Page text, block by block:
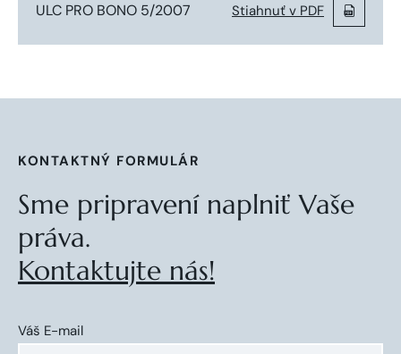
ULC PRO BONO 5/2007 Stiahnuť v PDF
KONTAKTNÝ FORMULÁR
Sme pripravení naplniť Vaše
práva.
Kontaktujte nás!
Váš E-mail